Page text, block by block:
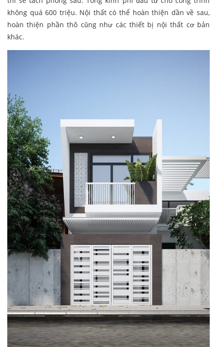
không quá 600 triệu. Nội thất có thể hoàn thiện dần về sau,
hoàn thiện phần thô cũng như các thiết bị nội thất cơ bản
khác.